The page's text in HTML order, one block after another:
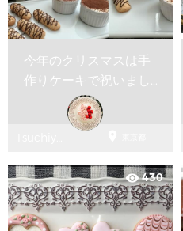
今年のクリスマスは手
作りケーキで祝いまし
visibility430